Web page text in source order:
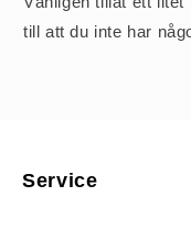
till att du inte har
Service